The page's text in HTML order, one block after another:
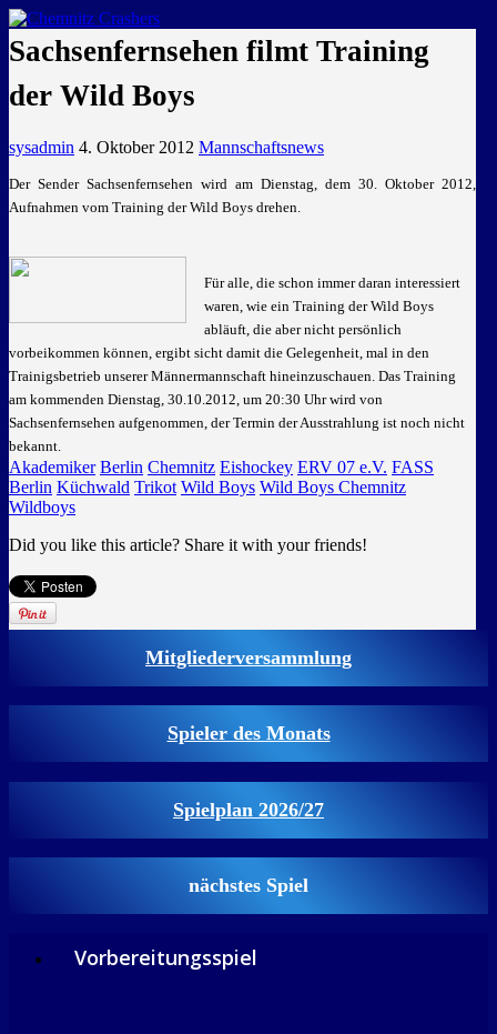
GEMEINSAM EINE LEIDENSCHAFT
Sachsenfernsehen filmt Training
der Wild Boys
sysadmin 4. Oktober 2012 Mannschaftsnews
Der Sender Sachsenfernsehen wird am Dienstag, dem 30. Oktober 2012,
Aufnahmen vom Training der Wild Boys drehen.
Für alle, die schon immer daran interessiert
waren, wie ein Training der Wild Boys
abläuft, die aber nicht persönlich
vorbeikommen können, ergibt sicht damit die Gelegenheit, mal in den
Trainigsbetrieb unserer Männermannschaft hineinzuschauen. Das Training
am kommenden Dienstag, 30.10.2012, um 20:30 Uhr wird von
Sachsenfernsehen aufgenommen, der Termin der Ausstrahlung ist noch nicht
bekannt.
Akademiker Berlin Chemnitz Eishockey ERV 07 e.V. FASS
Berlin Küchwald Trikot Wild Boys Wild Boys Chemnitz
Wildboys
Did you like this article? Share it with your friends!
Mitgliederversammlung
Spieler des Monats
Spielplan 2026/27
nächstes Spiel
Vorbereitungsspiel